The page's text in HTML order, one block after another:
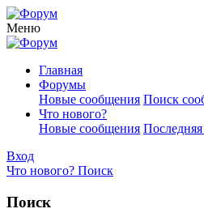
Меню
Главная
Форумы
Новые сообщения Поиск
Что нового?
Новые сообщения
Вход
Что нового? Поиск
Поиск